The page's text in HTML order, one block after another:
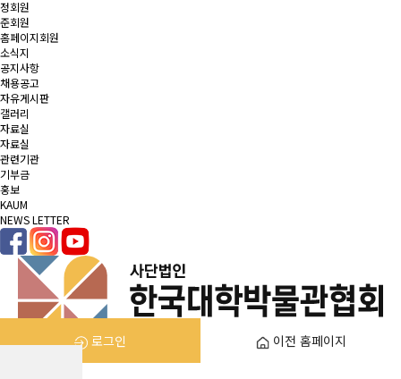
정회원
준회원
홈페이지회원
소식지
공지사항
채용공고
자유게시판
갤러리
자료실
자료실
관련기관
기부금
홍보
KAUM
NEWS LETTER
로그인
이전 홈페이지